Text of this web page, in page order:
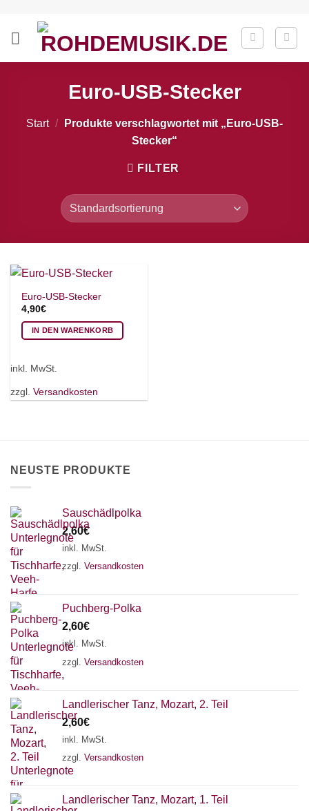
springen
Euro-USB-Stecker
Start /
Produkte verschlagwortet mit „Euro-USB-
Stecker“
FILTER
Euro-USB-Stecker
4,90€
IN DEN WARENKORB
inkl. MwSt.
zzgl. Versandkosten
NEUSTE PRODUKTE
Sauschädlpolka
2,60€
inkl. MwSt.
zzgl. Versandkosten
Puchberg-Polka
2,60€
inkl. MwSt.
zzgl. Versandkosten
Landlerischer Tanz, Mozart, 2. Teil
2,60€
inkl. MwSt.
zzgl. Versandkosten
Landlerischer Tanz, Mozart, 1. Teil